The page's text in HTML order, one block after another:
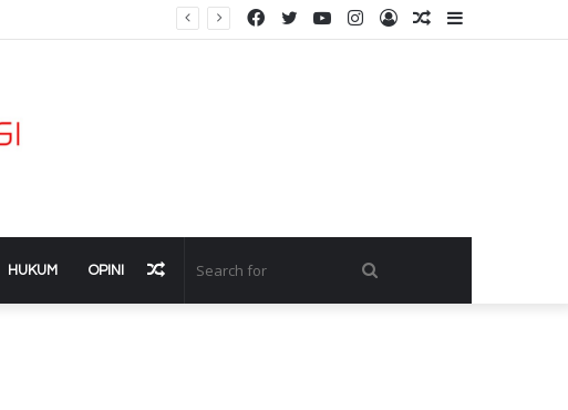
Sidebar
Random
Log
Instagram
YouTube
Twitter
Facebook
HUKUM OPINI Random